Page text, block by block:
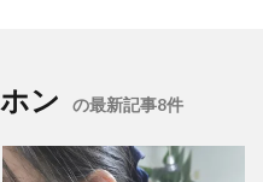
ン の最新記事8件